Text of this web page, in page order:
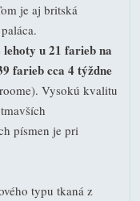
je aj britská
u 21 farieb na
farieb cca 4 týždne
Vysokú kvalitu
písmen je pri
typu tkaná z